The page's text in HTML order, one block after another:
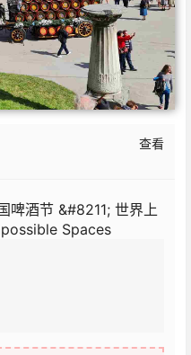
查看
啤酒节 &#8211; 世界上
Spaces